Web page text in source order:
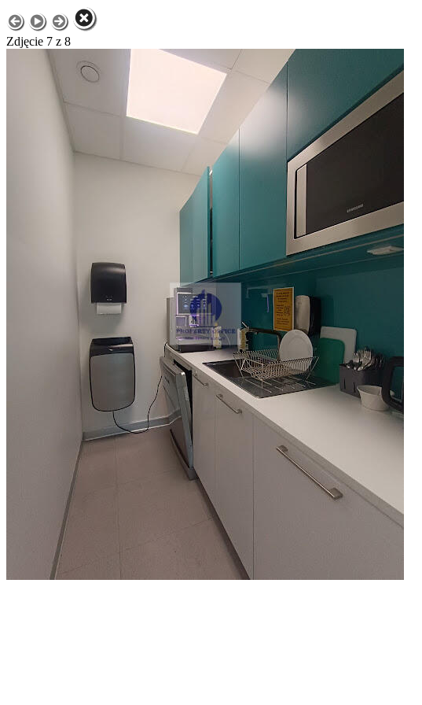
Zdjęcie 7 z 8